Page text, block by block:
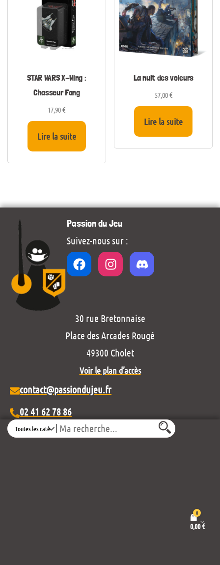
Search
0
0,00€
STAR WARS X-Wing :
Chasseur Fang
17,90€
Lire la suite
La nuit des voleurs
57,00€
Lire la suite
Passion du Jeu
Suivez-nous sur :
30 rue Bretonnaise
Place des Arcades Rougé
49300 Cholet
Voir le plan d’accès
contact@passiondujeu.fr
02 41 62 78 86
Ouvert du lundi au samedi